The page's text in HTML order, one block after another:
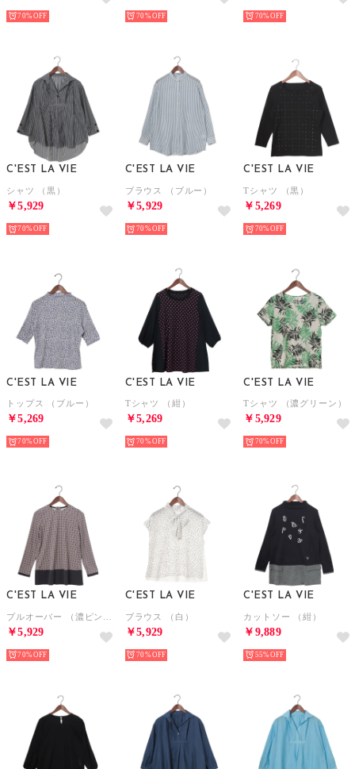
70% 70% 70%
C'EST LA VIE
シャツ （黒）
￥5,929
70%
C'EST LA VIE
ブラウス （ブルー）
￥5,929
70%
C'EST LA VIE
Tシャツ （黒）
￥5,269
70%
C'EST LA VIE
トップス （ブルー）
￥5,269
70%
C'EST LA VIE
Tシャツ （紺）
￥5,269
70%
C'EST LA VIE
Tシャツ （濃グリーン）
￥5,929
70%
C'EST LA VIE
￥5,929
70%
C'EST LA VIE
ブラウス （白）
￥5,929
70%
C'EST LA VIE
カットソー （紺）
￥9,889
55%